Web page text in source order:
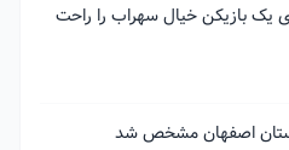
یک بازیکن خیال سهراب را راحت
اصفهان مشخص شد